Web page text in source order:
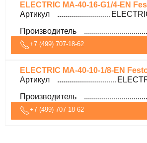
ELECTRIC MA-40-16-G1/4-EN
Артикул
Производитель
+7 (499) 707-18-62
ELECTRIC MA-40-10-1/8-EN
Артикул
Производитель
+7 (499) 707-18-62